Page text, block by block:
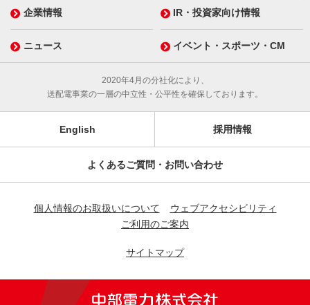
企業情報 IR・投資家向け情報
ニュース イベント・スポーツ・CM
2020年4月の分社化により、
送配電事業の一層の中立性・公平性を確保しております。
English 採用情報
よくあるご質問・お問い合わせ
個人情報のお取扱いについて
ウェブアクセシビリティ
ご利用のご案内
サイトマップ